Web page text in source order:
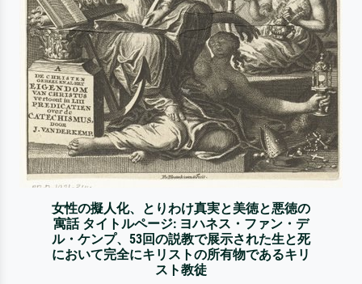
女性の擬人化、とりわけ真実と美徳と悪徳の
寓話 タイトルページ: ヨハネス・ファン・デ
ル・ケンプ、53回の説教で展示された生と死
において完全にキリストの所有物であるキリ
スト教徒